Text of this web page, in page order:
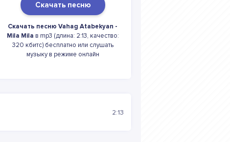
Скачать песню
Скачать песню Vahag Atabekyan -
Mila Mila в mp3 (длина: 2:13, качество:
320 кбитс) бесплатно или слушать
музыку в режиме онлайн
2:13